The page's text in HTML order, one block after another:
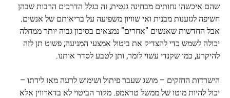
שהם איכשהו נחותים מבחינה גנטית; זה בגלל הדרכים הרבות שבהן
חשיפה לגזענות מבנית ואי שוויון משפיעה על בריאותם של אנשים.
אבל החדשות שאנשים "אחרים" נמצאים בסיכון גבוה יותר ממחלה
יכולה לשמש כדי להצדיק את ביטול אמצעי המניעה; פשוט תן לזה
להיקרע, כמו שקנדי עשוי לומר, ותן לטבע לסדר אותנו.
הישרדות החזקים – מושג שעבר פיתול ושימוש לרעה מאז לידתו –
יכול להיות מוטו של ממשל טראמפ. מקור הביטוי לא בדארווין אלא